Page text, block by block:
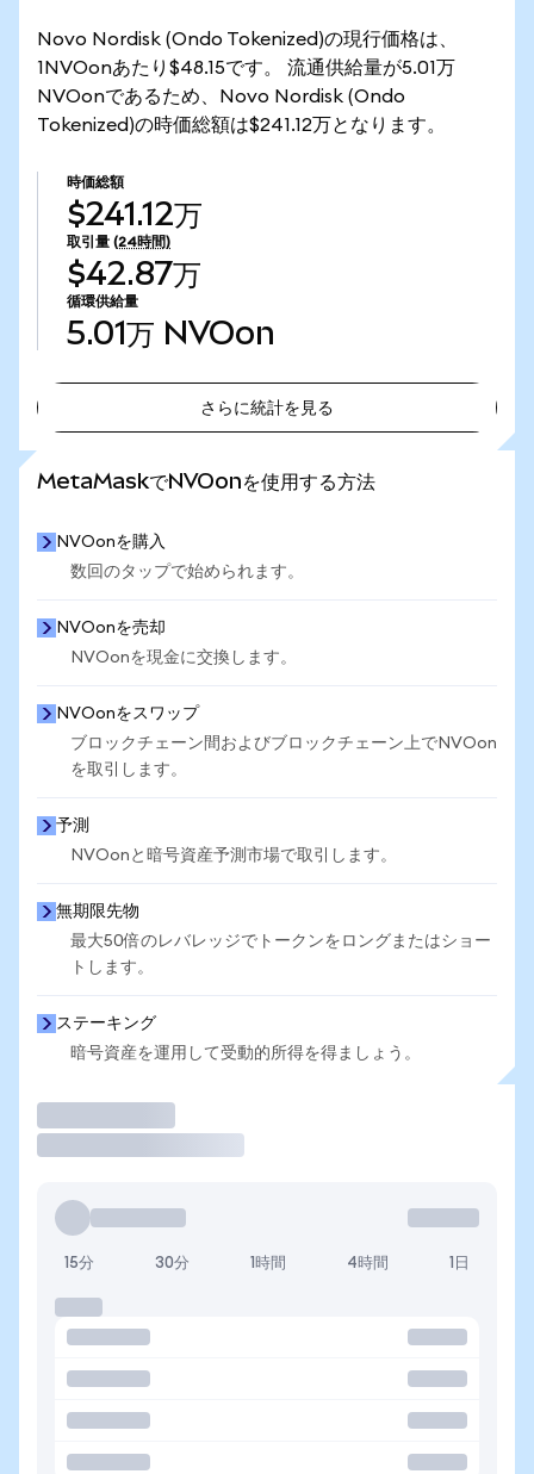
Novo Nordisk (Ondo Tokenized)の現行価格は、
1NVOonあたり$48.15です。 流通供給量が5.01万
NVOonであるため、Novo Nordisk (Ondo
Tokenized)の時価総額は$241.12万となります。
時価総額
$241.12万
取引量 (24時間)
$42.87万
循環供給量
5.01万 NVOon
さらに統計を見る
MetaMaskでNVOonを使用する方法
NVOonを購入
数回のタップで始められます。
NVOonを売却
NVOonを現金に交換します。
NVOonをスワップ
ブロックチェーン間およびブロックチェーン上でNVOon
を取引します。
予測
NVOonと暗号資産予測市場で取引します。
無期限先物
最大50倍のレバレッジでトークンをロングまたはショー
トします。
ステーキング
暗号資産を運用して受動的所得を得ましょう。
15分 30分 1時間 4時間 1日